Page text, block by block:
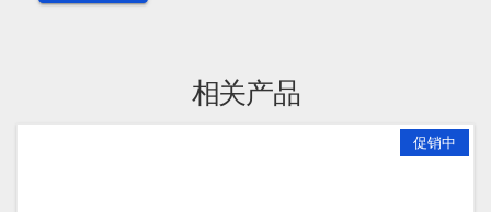
相关产品
促销中